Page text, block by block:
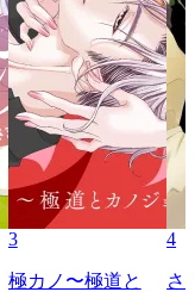
3
極カノ〜極道と
4
さ